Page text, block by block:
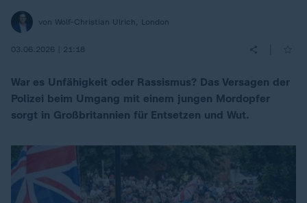
von Wolf-Christian Ulrich, London
03.06.2026 | 21:18
War es Unfähigkeit oder Rassismus? Das Versagen der
Polizei beim Umgang mit einem jungen Mordopfer
sorgt in Großbritannien für Entsetzen und Wut.